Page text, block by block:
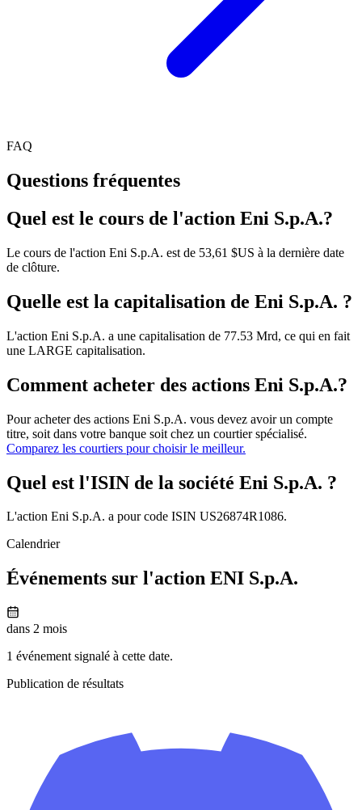
FAQ
Questions fréquentes
Quel est le cours de l'action Eni S.p.A.?
Le cours de l'action Eni S.p.A. est de 53,61 $US à la dernière date
de clôture.
Quelle est la capitalisation de Eni S.p.A. ?
L'action Eni S.p.A. a une capitalisation de 77.53 Mrd, ce qui en fait
une LARGE capitalisation.
Comment acheter des actions Eni S.p.A.?
Pour acheter des actions Eni S.p.A. vous devez avoir un compte
titre, soit dans votre banque soit chez un courtier spécialisé.
Comparez les courtiers pour choisir le meilleur.
Quel est l'ISIN de la société Eni S.p.A. ?
L'action Eni S.p.A. a pour code ISIN US26874R1086.
Calendrier
Événements sur l'action ENI S.p.A.
dans 2 mois
1 événement signalé à cette date.
Publication de résultats